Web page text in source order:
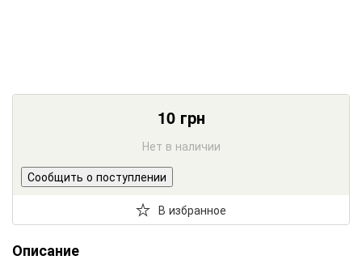
10грн
Нет в наличии
Сообщить о поступлении
В избранное
Описание